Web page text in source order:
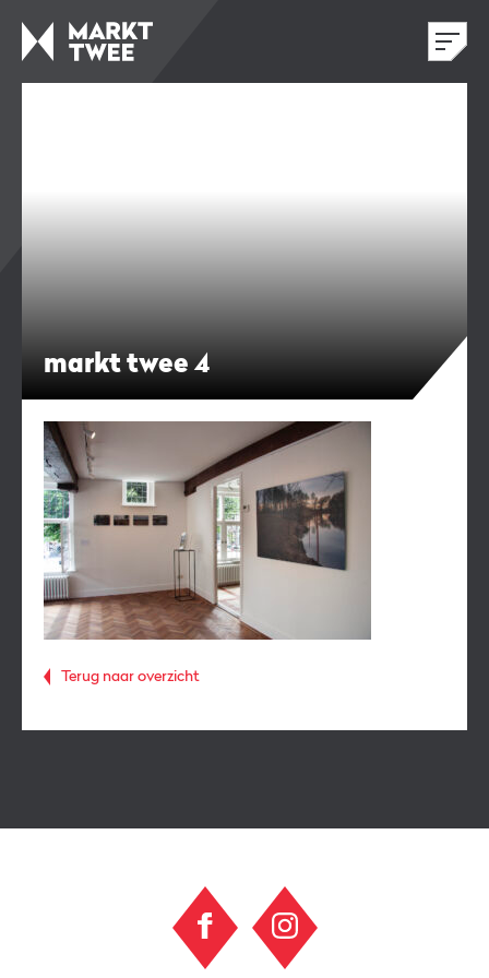
markt twee 4
Terug naar overzicht